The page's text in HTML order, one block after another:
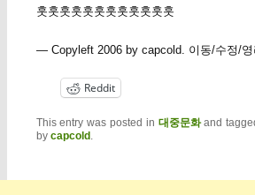
훗훗훗훗훗훗훗훗훗훗훗훗
— Copyleft 2006 by capcold. 이동/수정/
Reddit
This entry was posted in 대중문화and
by capcold .